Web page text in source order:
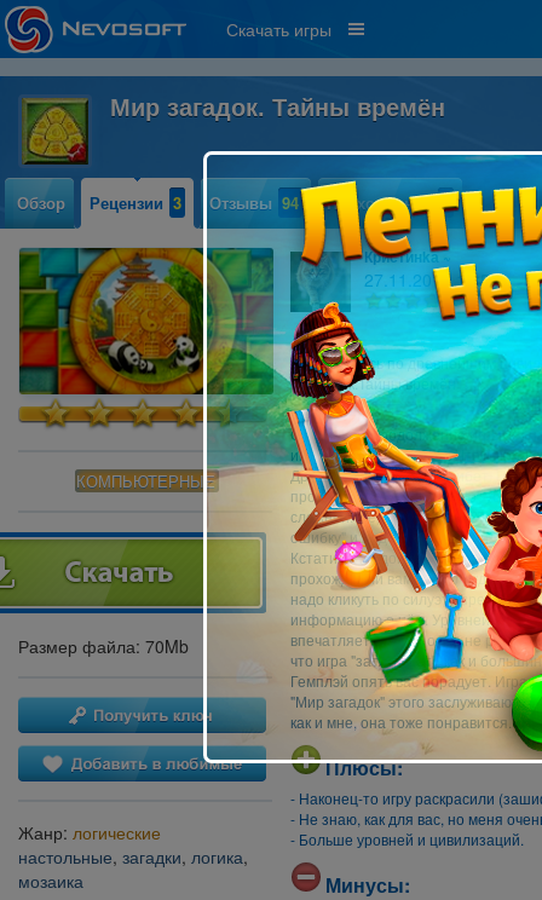
Скачать игры
Мир загадок. Тайны времён
Обзор Рецензии 3 Отзывы 94 Прохождение 7
КОМПЬЮТЕРНЫЕ
Размер файла: 70Mb
Жанр: логические
настольные, загадки, логика,
мозаика
Кристинkа ~
27.11.2011 14:54
12
Отправтесь по древнейшим
загадок.Тайны времён"
Очередное продолжение игры
интересней и сложнее. Чтобы
Древний Рим, Япония, Тибет,
пройти Японию на "золото"
сложней. Первый уровень "Тибета"
ошибку" и подсказки закончились,
Кстати, в каждой локации
прохождении вам нужно будет
надо кликуть по силуэту
информацию о нём. Уровней в
впечатляет, только одно не
что игра "затягивает", как и
Гемплэй опять вас порадует. Игра
"Мир загадок" этого заслуживают.
как и мне, она тоже понравится.
Плюсы:
- Наконец-то игру раскрасили
- Не знаю, как для вас, но меня
- Больше уровней и цивилизаций.
Минусы: